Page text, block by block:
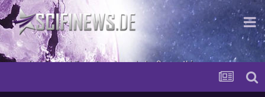
...mit dem murkligen Geschmack der Sympathie